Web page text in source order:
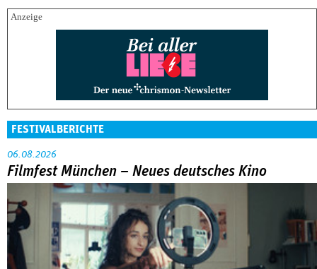
FESTIVALBERICHTE
06.08.2026
Filmfest München – Neues deutsches Kino